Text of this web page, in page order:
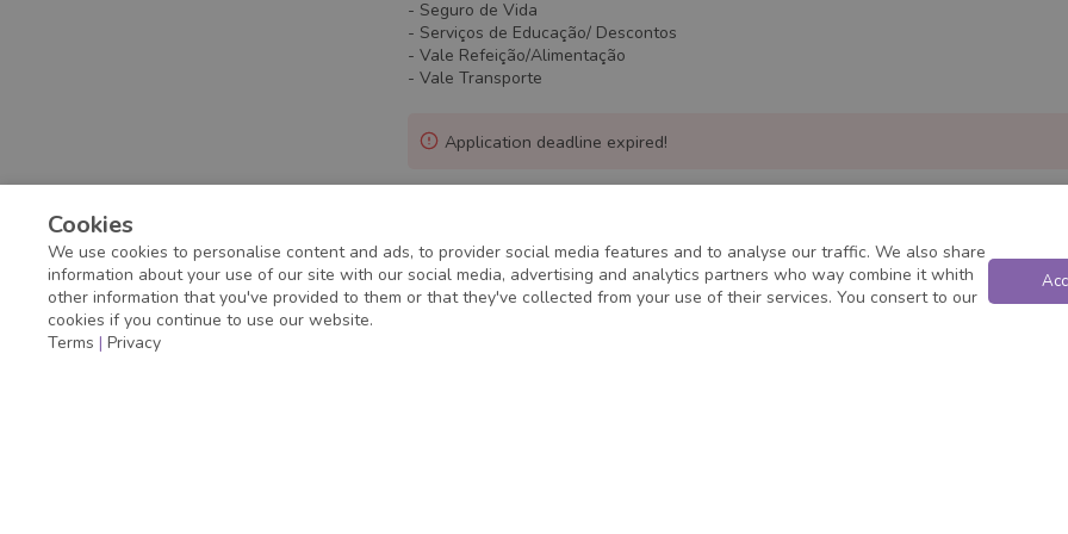
- Seguro de Vida
- Serviços de Educação/ Descontos
- Vale Refeição/Alimentação
- Vale Transporte
Application deadline expired!
Cookies
We use cookies to personalise content and ads, to provider social media features and to analyse our traffic. We also share
information about your use of our site with our social media, advertising and analytics partners who way combine it whith
other information that you've provided to them or that they've collected from your use of their services. You consert to our
cookies if you continue to use our website.
Terms | Privacy